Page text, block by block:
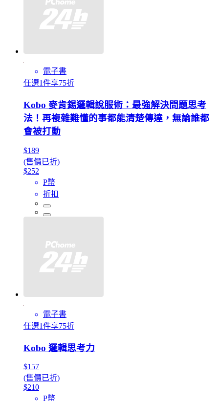
電子書
任選1件享75折
Kobo 麥肯錫邏輯說服術：最強解決問題思考
法！再複雜難懂的事都能清楚傳達，無論誰都
會被打動
$189
(售價已折)
$252
P幣
折扣
電子書
任選1件享75折
Kobo 邏輯思考力
$157
(售價已折)
$210
P幣